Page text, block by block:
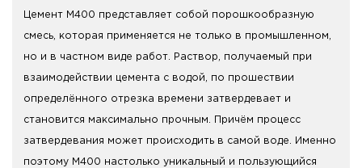
Цемент М400 представляет собой порошкообразную
смесь, которая применяется не только в промышленном,
но и в частном виде работ. Раствор, получаемый при
взаимодействии цемента с водой, по прошествии
определённого отрезка времени затвердевает и
становится максимально прочным. Причём процесс
затвердевания может происходить в самой воде. Именно
поэтому М400 настолько уникальный и пользующийся